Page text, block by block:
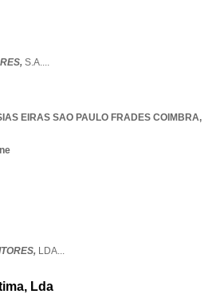
S.A....
EIRAS SAO PAULO FRADES COIMBRA,
LDA...
Lda